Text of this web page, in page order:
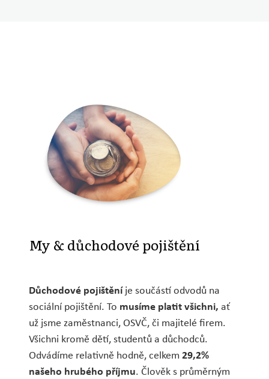
My & důchodové pojištění
Důchodové pojištěníje součástí odvodů na
sociální pojištění. To musíme platit všichni, ať
už jsme zaměstnanci, OSVČ, či majitelé firem.
Všichni kromě dětí, studentů a důchodců.
Odvádíme relativně hodně, celkem 29,2%
našeho hrubého příjmu. Člověk s průměrným